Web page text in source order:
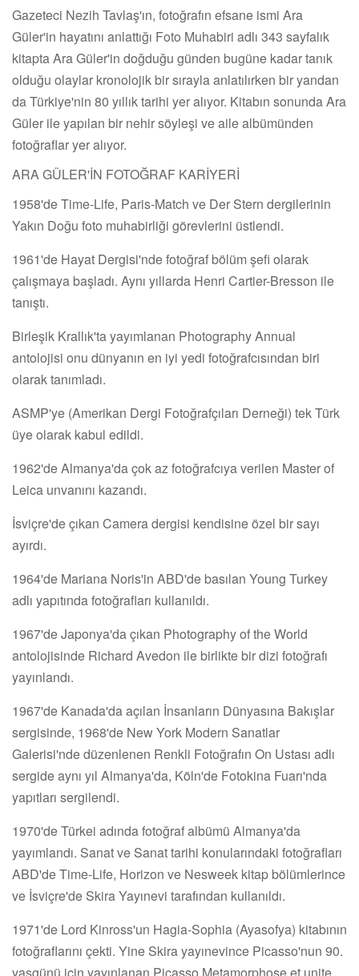
Gazeteci Nezih Tavlaş'ın, fotoğrafın efsane ismi Ara
Güler'in hayatını anlattığı Foto Muhabiri adlı 343 sayfalık
kitapta Ara Güler'in doğduğu günden bugüne kadar tanık
olduğu olaylar kronolojik bir sırayla anlatılırken bir yandan
da Türkiye'nin 80 yıllık tarihi yer alıyor. Kitabın sonunda Ara
Güler ile yapılan bir nehir söyleşi ve aile albümünden
fotoğraflar yer alıyor.
ARA GÜLER'İN FOTOĞRAF KARİYERİ
1958'de Time-Life, Paris-Match ve Der Stern dergilerinin
Yakın Doğu foto muhabirliği görevlerini üstlendi.
1961'de Hayat Dergisi'nde fotoğraf bölüm şefi olarak
çalışmaya başladı. Aynı yıllarda Henri Cartier-Bresson ile
tanıştı.
Birleşik Krallık'ta yayımlanan Photography Annual
antolojisi onu dünyanın en iyi yedi fotoğrafcısından biri
olarak tanımladı.
ASMP'ye (Amerikan Dergi Fotoğrafçıları Derneği) tek Türk
üye olarak kabul edildi.
1962'de Almanya'da çok az fotoğrafcıya verilen Master of
Leica unvanını kazandı.
İsviçre'de çıkan Camera dergisi kendisine özel bir sayı
ayırdı.
1964'de Mariana Noris'in ABD'de basılan Young Turkey
adlı yapıtında fotoğrafları kullanıldı.
1967'de Japonya'da çıkan Photography of the World
antolojisinde Richard Avedon ile birlikte bir dizi fotoğrafı
yayınlandı.
1967'de Kanada'da açılan İnsanların Dünyasına Bakışlar
sergisinde, 1968'de New York Modern Sanatlar
Galerisi'nde düzenlenen Renkli Fotoğrafın On Ustası adlı
sergide aynı yıl Almanya'da, Köln'de Fotokina Fuarı'nda
yapıtları sergilendi.
1970'de Türkei adında fotoğraf albümü Almanya'da
yayımlandı. Sanat ve Sanat tarihi konularındaki fotoğrafları
ABD'de Time-Life, Horizon ve Nesweek kitap bölümlerince
ve İsviçre'de Skira Yayınevi tarafından kullanıldı.
1971'de Lord Kinross'un Hagia-Sophia (Ayasofya) kitabının
fotoğraflarını çekti. Yine Skira yayınevince Picasso'nun 90.
yaşgünü için yayınlanan Picasso Metamorphose et unite